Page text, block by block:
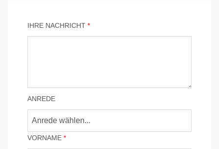
IHRE NACHRICHT *
ANREDE
Anrede wählen...
VORNAME *